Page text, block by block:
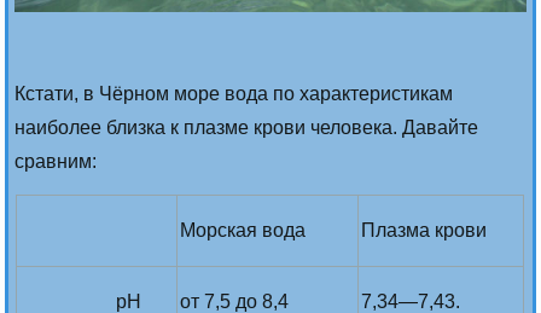
Кстати, в Чёрном море вода по характеристикам
наиболее близка к плазме крови человека. Давайте
сравним:
Морская вода Плазма крови
pH от 7,5 до 8,4 7,34—7,43.